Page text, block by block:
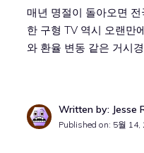
매년 명절이 돌아오면
한 구형 TV 역시 오랜만
와 환율 변동 같은 거시
Written by: Jesse
Published on: 5월 14,